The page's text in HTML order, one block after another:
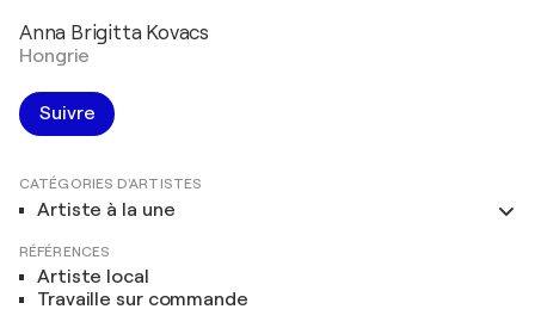
Anna Brigitta Kovacs
Hongrie
Suivre
CATÉGORIES D'ARTISTES
Artiste à la une
RÉFÉRENCES
Artiste local
Travaille sur commande